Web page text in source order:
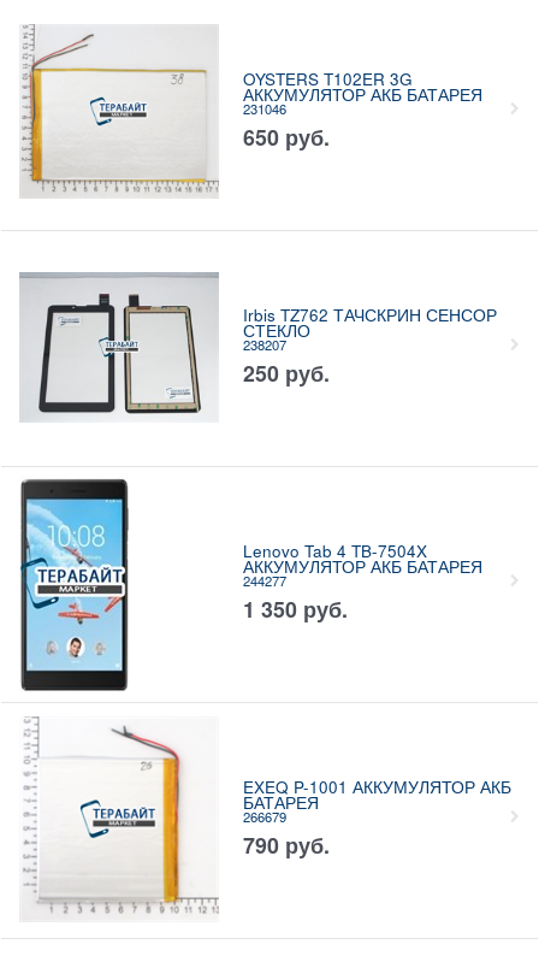
OYSTERS T102ER 3G
АККУМУЛЯТОР АКБ БАТАРЕЯ
231046
650 руб.
Irbis TZ762 ТАЧСКРИН СЕНСОР
СТЕКЛО
238207
250 руб.
Lenovo Tab 4 TB-7504X
АККУМУЛЯТОР АКБ БАТАРЕЯ
244277
1 350 руб.
EXEQ P-1001 АККУМУЛЯТОР АКБ
БАТАРЕЯ
266679
790 руб.